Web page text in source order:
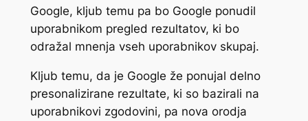
Google, kljub temu pa bo Google ponudil
uporabnikom pregled rezultatov, ki bo
odražal mnenja vseh uporabnikov skupaj.
Kljub temu, da je Google že ponujal delno
presonalizirane rezultate, ki so bazirali na
uporabnikovi zgodovini, pa nova orodja